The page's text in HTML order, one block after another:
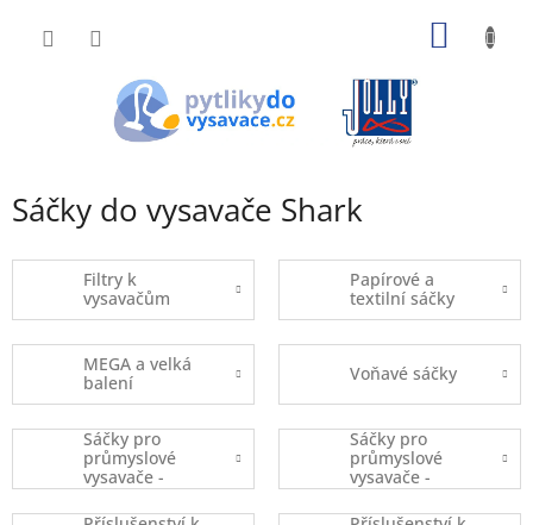
Sáčky do vysavače Shark
Filtry k
vysavačům
Papírové a
textilní sáčky
MEGA a velká
balení
Voňavé sáčky
Sáčky pro
průmyslové
vysavače -
kusový prodej
Sáčky pro
průmyslové
vysavače -
balené